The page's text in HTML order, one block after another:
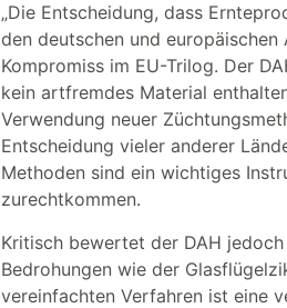
„Die Entscheidung, dass
den deutschen und europäischen
Kompromiss im EU-Trilog. Der
kein artfremdes Material
Verwendung neuer
Entscheidung vieler anderer
Methoden sind ein wichtiges
zurechtkommen.
Kritisch bewertet der DAH
Bedrohungen wie der
vereinfachten Verfahren ist eine